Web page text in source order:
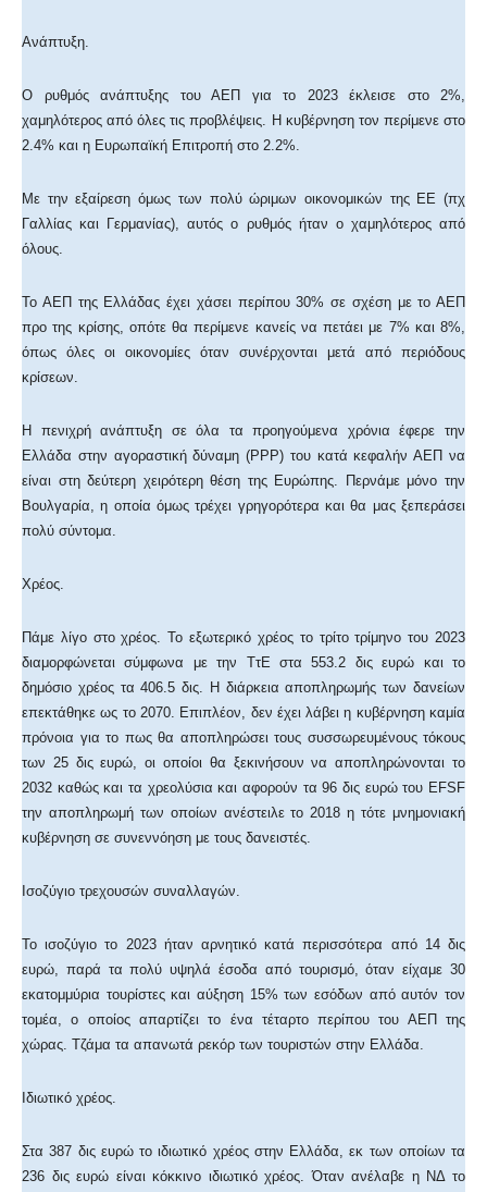
Ανάπτυξη.
Ο ρυθμός ανάπτυξης του ΑΕΠ για το 2023 έκλεισε στο 2%,
χαμηλότερος από όλες τις προβλέψεις. Η κυβέρνηση τον περίμενε στο
2.4% και η Ευρωπαϊκή Επιτροπή στο 2.2%.
Με την εξαίρεση όμως των πολύ ώριμων οικονομικών της ΕΕ (πχ
Γαλλίας και Γερμανίας), αυτός ο ρυθμός ήταν ο χαμηλότερος από
όλους.
Το ΑΕΠ της Ελλάδας έχει χάσει περίπου 30% σε σχέση με το ΑΕΠ
προ της κρίσης, οπότε θα περίμενε κανείς να πετάει με 7% και 8%,
όπως όλες οι οικονομίες όταν συνέρχονται μετά από περιόδους
κρίσεων.
Η πενιχρή ανάπτυξη σε όλα τα προηγούμενα χρόνια έφερε την
Ελλάδα στην αγοραστική δύναμη (PPP) του κατά κεφαλήν ΑΕΠ να
είναι στη δεύτερη χειρότερη θέση της Ευρώπης. Περνάμε μόνο την
Βουλγαρία, η οποία όμως τρέχει γρηγορότερα και θα μας ξεπεράσει
πολύ σύντομα.
Χρέος.
Πάμε λίγο στο χρέος. Το εξωτερικό χρέος το τρίτο τρίμηνο του 2023
διαμορφώνεται σύμφωνα με την ΤτΕ στα 553.2 δις ευρώ και το
δημόσιο χρέος τα 406.5 δις. Η διάρκεια αποπληρωμής των δανείων
επεκτάθηκε ως το 2070. Επιπλέον, δεν έχει λάβει η κυβέρνηση καμία
πρόνοια για το πως θα αποπληρώσει τους συσσωρευμένους τόκους
των 25 δις ευρώ, οι οποίοι θα ξεκινήσουν να αποπληρώνονται το
2032 καθώς και τα χρεολύσια και αφορούν τα 96 δις ευρώ του EFSF
την αποπληρωμή των οποίων ανέστειλε το 2018 η τότε μνημονιακή
κυβέρνηση σε συνεννόηση με τους δανειστές.
Ισοζύγιο τρεχουσών συναλλαγών.
Το ισοζύγιο το 2023 ήταν αρνητικό κατά περισσότερα από 14 δις
ευρώ, παρά τα πολύ υψηλά έσοδα από τουρισμό, όταν είχαμε 30
εκατομμύρια τουρίστες και αύξηση 15% των εσόδων από αυτόν τον
τομέα, ο οποίος απαρτίζει το ένα τέταρτο περίπου του ΑΕΠ της
χώρας. Τζάμα τα απανωτά ρεκόρ των τουριστών στην Ελλάδα.
Ιδιωτικό χρέος.
Στα 387 δις ευρώ το ιδιωτικό χρέος στην Ελλάδα, εκ των οποίων τα
236 δις ευρώ είναι κόκκινο ιδιωτικό χρέος. Όταν ανέλαβε η ΝΔ το